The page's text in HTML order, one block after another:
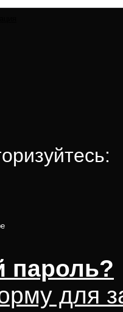
пароль?
для